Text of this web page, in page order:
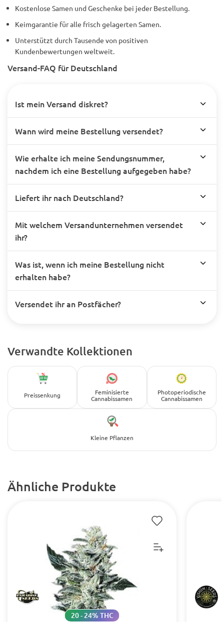
Kostenlose Samen und Geschenke bei jeder Bestellung.
Keimgarantie für alle frisch gelagerten Samen.
Unterstützt durch Tausende von positiven
Kundenbewertungen weltweit.
Versand-FAQ für Deutschland
Ist mein Versand diskret?
Wann wird meine Bestellung versendet?
Wie erhalte ich meine Sendungsnummer,
nachdem ich eine Bestellung aufgegeben habe?
Liefert ihr nach Deutschland?
Mit welchem Versandunternehmen versendet
ihr?
Was ist, wenn ich meine Bestellung nicht
erhalten habe?
Versendet ihr an Postfächer?
Verwandte Kollektionen
Preissenkung
Feminisierte
Cannabissamen
Photoperiodische
Cannabissamen
Kleine Pflanzen
Ähnliche Produkte
20 - 24% THC